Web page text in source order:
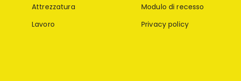
Attrezzatura
Lavoro
Modulo di recesso
Privacy policy